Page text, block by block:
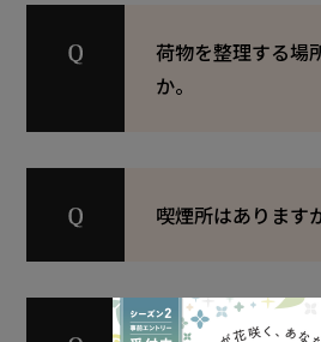
荷物を整理する場
か。
喫煙所はあります